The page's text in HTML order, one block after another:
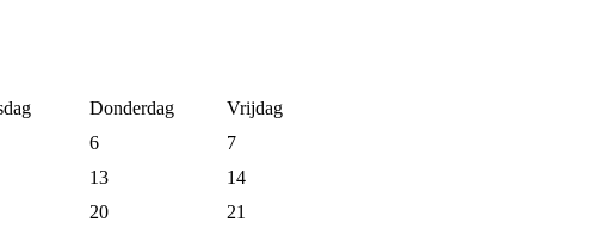
Donderdag
Vrijdag
6
7
13
14
20
21